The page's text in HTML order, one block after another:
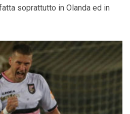
soprattutto in Olanda ed in